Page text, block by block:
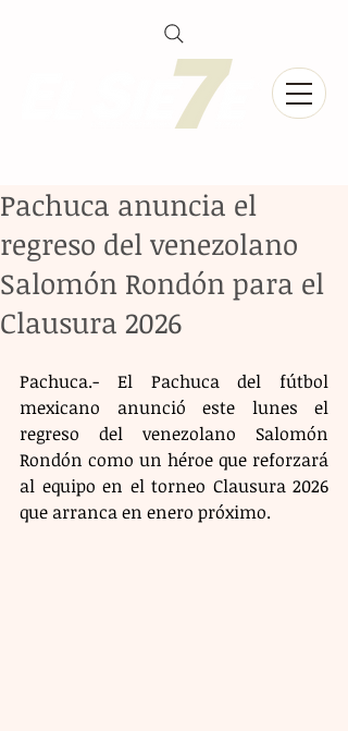
Pachuca anuncia el
regreso del venezolano
Salomón Rondón para el
Clausura 2026
Pachuca.- El Pachuca del fútbol
mexicano anunció este lunes el
regreso del venezolano Salomón
Rondón como un héroe que reforzará
al equipo en el torneo Clausura 2026
que arranca en enero próximo.